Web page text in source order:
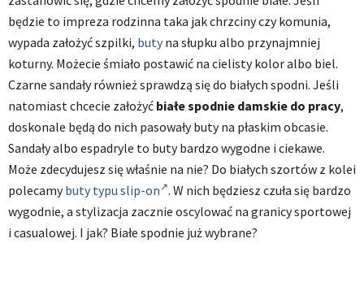
będzie to impreza rodzinna taka jak chrzciny czy komunia,
wypada założyć szpilki, butyna słupku albo przynajmniej
koturny. Możecie śmiało postawić na cielisty kolor albo biel.
Czarne sandały również sprawdzą się do białych spodni. Jeśli
natomiast chcecie założyć białe spodnie damskie do pracy,
doskonale będą do nich pasowały buty na płaskim obcasie.
Sandały albo espadryle to buty bardzo wygodne i ciekawe.
Może zdecydujesz się właśnie na nie? Do białych szortów z kolei
polecamybuty typu slip-on . W nich będziesz czuła się bardzo
wygodnie, a stylizacja zacznie oscylować na granicy sportowej
i casualowej. I jak? Białe spodnie już wybrane?